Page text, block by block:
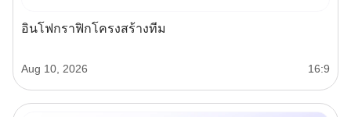
อินโฟกราฟิกโครงสร้างทีม
Aug 10, 2026 16:9